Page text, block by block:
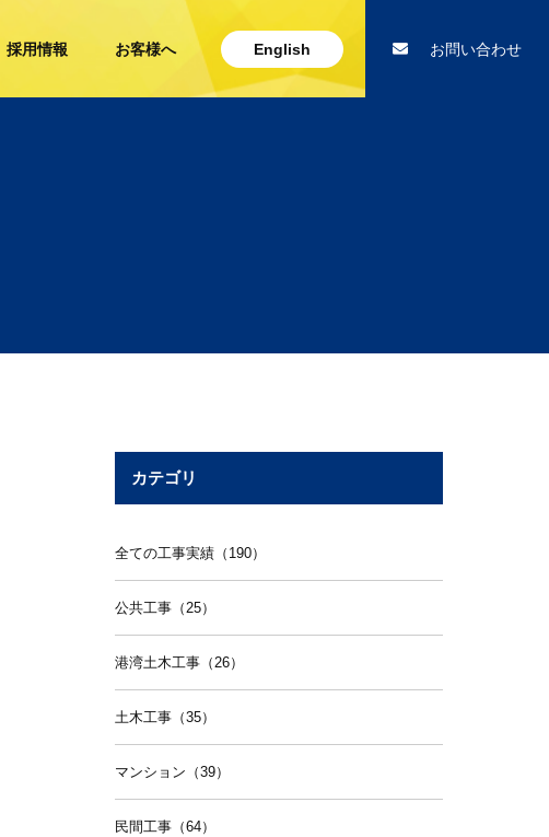
採用情報 お客様へ English お問い合わせ
カテゴリ
全ての工事実績（190）
公共工事（25）
港湾土木工事（26）
土木工事（35）
マンション（39）
民間工事（64）